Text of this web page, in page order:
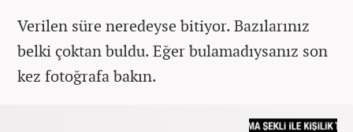
Verilen süre neredeyse bitiyor. Bazılarınız
belki çoktan buldu. Eğer bulamadıysanız son
kez fotoğrafa bakın.